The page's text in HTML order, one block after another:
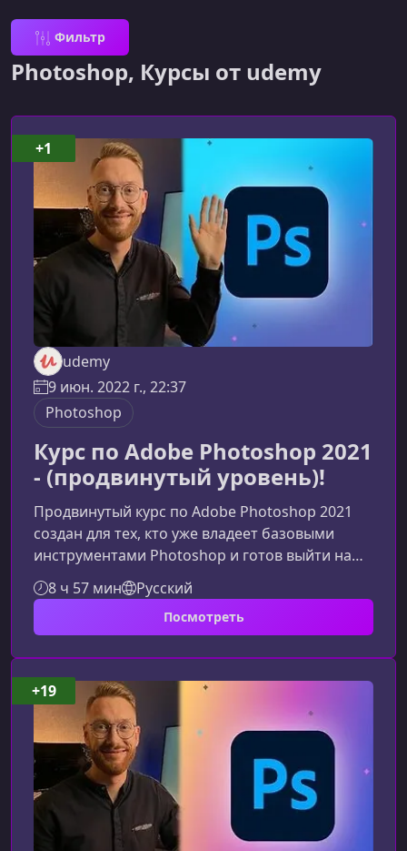
Фильтр
Photoshop, Курсы от udemy
udemy
9 июн. 2022 г., 22:37
Photoshop
Курс по Adobe Photoshop 2021
- (продвинутый уровень)!
Продвинутый курс по Adobe Photoshop 2021
создан для тех, кто уже владеет базовыми
инструментами Photoshop и готов выйти на
абсолютно новый уровень мастерства. Здесь
вы освоите профессиональные техники
ретуши, цветокоррекции, композитинга и
работы с 3D, прокачаете скорость работы и
научитесь создавать проекты, достойные
впечатляющего портфолио.Что представляет
собой продвинутый курс по PhotoshopЭтот
курс — это глубокое погружение в принципы,
ин
8 ч 57 мин Русский
Посмотреть
+1
+19